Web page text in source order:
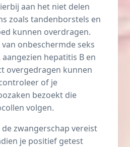
aan het niet delen
zoals tandenborstels en
kunnen overdragen.
onbeschermde seks
hepatitis B en
overgedragen kunnen
of je
bezoekt die
volgen.
zwangerschap vereist
je positief getest